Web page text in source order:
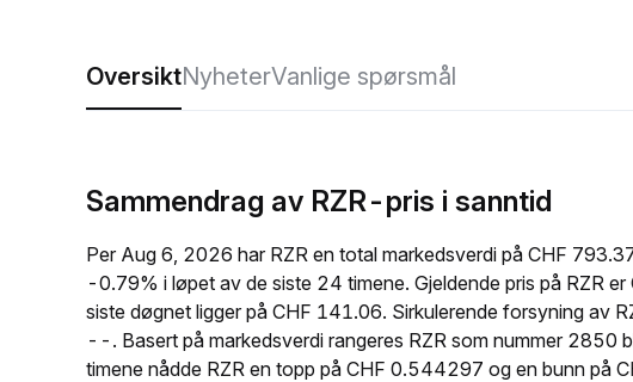
OversiktNyheterVanlige spørsmål
Sammendrag av RZR-pris i sanntid
Per Aug 6, 2026 har RZR en total markedsverdi på CHF
-0.79% i løpet av de siste 24 timene. Gjeldende pris på RZR
siste døgnet ligger på CHF 141.06. Sirkulerende forsyning av
--. Basert på markedsverdi rangeres RZR som nummer 2850
timene nådde RZR en topp på CHF 0.544297 og en bunn på